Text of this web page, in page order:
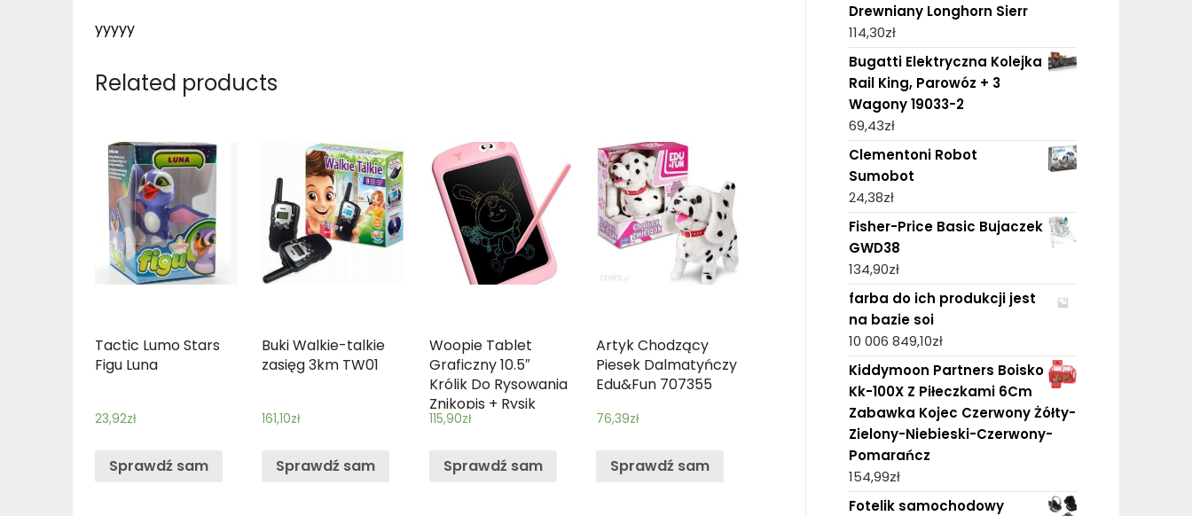
yyyyy
Related products
Tactic Lumo Stars
Figu Luna
23,92zł
Sprawdź sam
Buki Walkie-talkie
zasięg 3km TW01
161,10zł
Sprawdź sam
Woopie Tablet
Graficzny 10.5″
Królik Do Rysowania
Znikopis + Rysik
Różowy
115,90zł
Sprawdź sam
Artyk Chodzący
Piesek Dalmatyńczy
Edu&Fun 707355
76,39zł
Sprawdź sam
Drewniany Longhorn Sierr
114,30zł
Bugatti Elektryczna Kolejka
Rail King, Parowóz + 3
Wagony 19033-2
69,43zł
Clementoni Robot
Sumobot
24,38zł
Fisher-Price Basic Bujaczek
GWD38
134,90zł
farba do ich produkcji jest
na bazie soi
10 006 849,10zł
Kiddymoon Partners Boisko
Kk-100X Z Piłeczkami 6Cm
Zabawka Kojec Czerwony Żółty-
Zielony-Niebieski-Czerwony-
Pomarańcz
154,99zł
Fotelik samochodowy